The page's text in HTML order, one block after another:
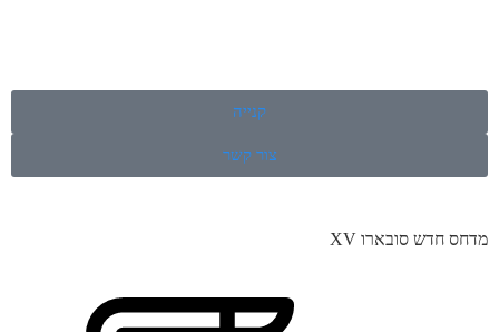
קנייה
צור קשר
מדחס חדש סובארו XV